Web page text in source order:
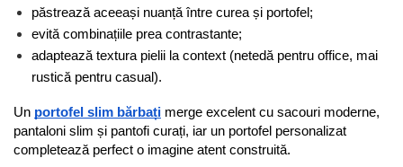
păstrează aceeași nuanță între curea și portofel;
evită combinațiile prea contrastante;
adaptează textura pielii la context (netedă pentru office, mai
rustică pentru casual).
Un portofel slim bărbați merge excelent cu sacouri moderne,
pantaloni slim și pantofi curați, iar un portofel personalizat
completează perfect o imagine atent construită.